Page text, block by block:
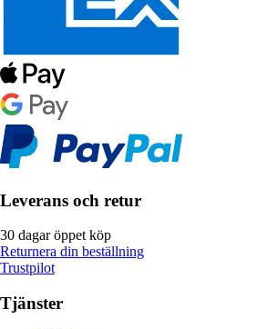
Leverans och retur
30 dagar öppet köp
Returnera din beställning
Trustpilot
Tjänster